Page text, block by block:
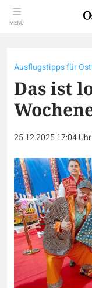
MENÜ
Ausflugstipps für
Das ist
25.12.2025 17:04 Uhr